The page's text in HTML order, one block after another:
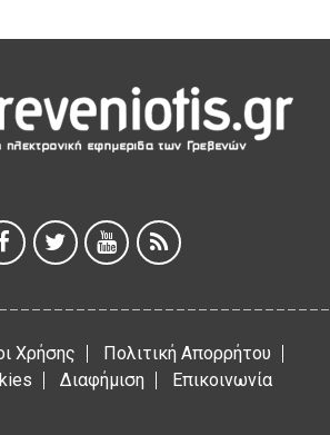
18χρονος αλλοδαπός, για κλοπή
Χρήσης
Πολιτική Απορρήτου
Διαφήμιση Επικοινωνία